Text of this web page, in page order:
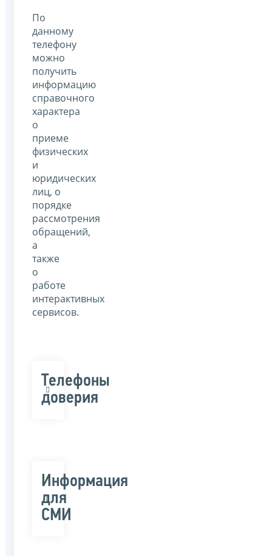
По
данному
телефону
можно
получить
информацию
справочного
характера
о
приеме
физических
и
юридических
лиц, о
порядке
рассмотрения
обращений,
а
также
о
работе
интерактивных
сервисов.
Телефоны
доверия
Информация
для
СМИ